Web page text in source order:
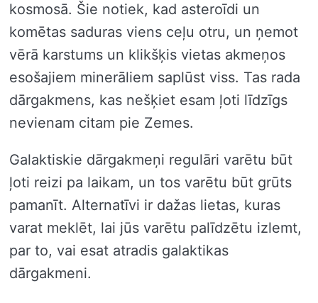
kosmosā. Šie notiek, kad asteroīdi un
komētas saduras viens ceļu otru, un ņemot
vērā karstums un klikšķis vietas akmeņos
esošajiem minerāliem saplūst viss. Tas rada
dārgakmens, kas nešķiet esam ļoti līdzīgs
nevienam citam pie Zemes.
Galaktiskie dārgakmeņi regulāri varētu būt
ļoti reizi pa laikam, un tos varētu būt grūts
pamanīt. Alternatīvi ir dažas lietas, kuras
varat meklēt, lai jūs varētu palīdzētu izlemt,
par to, vai esat atradis galaktikas
dārgakmeni.